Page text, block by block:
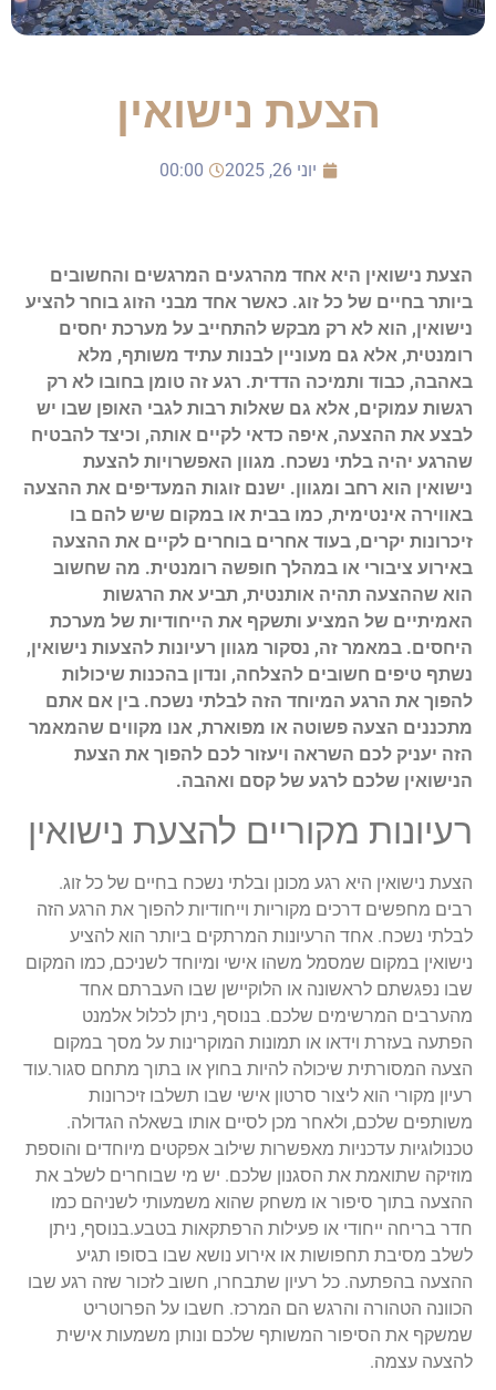
הצעת נישואין
יוני 26, 2025 00:00
הצעת נישואין היא אחד מהרגעים המרגשים והחשובים
ביותר בחיים של כל זוג. כאשר אחד מבני הזוג בוחר להציע
נישואין, הוא לא רק מבקש להתחייב על מערכת יחסים
רומנטית, אלא גם מעוניין לבנות עתיד משותף, מלא
באהבה, כבוד ותמיכה הדדית. רגע זה טומן בחובו לא רק
רגשות עמוקים, אלא גם שאלות רבות לגבי האופן שבו יש
לבצע את ההצעה, איפה כדאי לקיים אותה, וכיצד להבטיח
שהרגע יהיה בלתי נשכח. מגוון האפשרויות להצעת
נישואין הוא רחב ומגוון. ישנם זוגות המעדיפים את ההצעה
באווירה אינטימית, כמו בבית או במקום שיש להם בו
זיכרונות יקרים, בעוד אחרים בוחרים לקיים את ההצעה
באירוע ציבורי או במהלך חופשה רומנטית. מה שחשוב
הוא שההצעה תהיה אותנטית, תביע את הרגשות
האמיתיים של המציע ותשקף את הייחודיות של מערכת
היחסים. במאמר זה, נסקור מגוון רעיונות להצעות נישואין,
נשתף טיפים חשובים להצלחה, ונדון בהכנות שיכולות
להפוך את הרגע המיוחד הזה לבלתי נשכח. בין אם אתם
מתכננים הצעה פשוטה או מפוארת, אנו מקווים שהמאמר
הזה יעניק לכם השראה ויעזור לכם להפוך את הצעת
הנישואין שלכם לרגע של קסם ואהבה.
רעיונות מקוריים להצעת נישואין
הצעת נישואין היא רגע מכונן ובלתי נשכח בחיים של כל זוג.
רבים מחפשים דרכים מקוריות וייחודיות להפוך את הרגע הזה
לבלתי נשכח. אחד הרעיונות המרתקים ביותר הוא להציע
נישואין במקום שמסמל משהו אישי ומיוחד לשניכם, כמו המקום
שבו נפגשתם לראשונה או הלוקיישן שבו העברתם אחד
מהערבים המרשימים שלכם. בנוסף, ניתן לכלול אלמנט
הפתעה בעזרת וידאו או תמונות המוקרינות על מסך במקום
הצעה המסורתית שיכולה להיות בחוץ או בתוך מתחם סגור.עוד
רעיון מקורי הוא ליצור סרטון אישי שבו תשלבו זיכרונות
משותפים שלכם, ולאחר מכן לסיים אותו בשאלה הגדולה.
טכנולוגיות עדכניות מאפשרות שילוב אפקטים מיוחדים והוספת
מוזיקה שתואמת את הסגנון שלכם. יש מי שבוחרים לשלב את
ההצעה בתוך סיפור או משחק שהוא משמעותי לשניהם כמו
חדר בריחה ייחודי או פעילות הרפתקאות בטבע.בנוסף, ניתן
לשלב מסיבת תחפושות או אירוע נושא שבו בסופו תגיע
ההצעה בהפתעה. כל רעיון שתבחרו, חשוב לזכור שזה רגע שבו
הכוונה הטהורה והרגש הם המרכז. חשבו על הפרוטריט
שמשקף את הסיפור המשותף שלכם ונותן משמעות אישית
להצעה עצמה.